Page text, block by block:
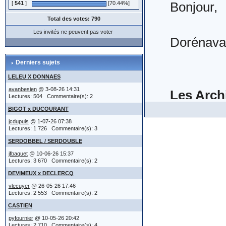
[ 541 ] [70.44%]
Total des votes: 790
Les invités ne peuvent pas voter
Derniers sujets
LELEU X DONNAES
avanbesien@ 3-08-26 14:31
Lectures: 504 Commentaire(s): 2
BIGOT x DUCOURANT
jcdupuis @ 1-07-26 07:38
Lectures: 1 726 Commentaire(s): 3
SERDOBBEL / SERDOUBLE
jfbaquet@ 10-06-26 15:37
Lectures: 3 670 Commentaire(s): 2
DEVIMEUX x DECLERCQ
vlecuyer@ 26-05-26 17:46
Lectures: 2 553 Commentaire(s): 2
CASTIEN
pyfournier@ 10-05-26 20:42
Pour
mise en
Il va
1°)
plupart
bas de
détiendrait
Inutile de
moment
(IMG:
Lancer
Lors de
sujet,
pour
Bonjour,
Les